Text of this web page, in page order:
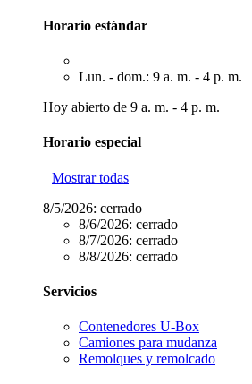
Horario estándar
Lun. - dom.: 9 a. m. - 4 p. m.
Hoy abierto de 9 a. m. - 4 p. m.
Horario especial
Mostrar todas
8/5/2026: cerrado
8/6/2026: cerrado
8/7/2026: cerrado
8/8/2026: cerrado
Servicios
Contenedores U-Box
Camiones para mudanza
Remolques y remolcado